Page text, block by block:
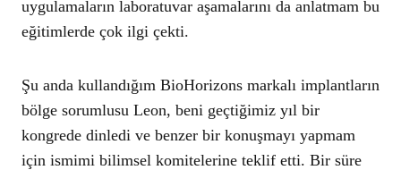
uygulamaların laboratuvar aşamalarını da anlatmam bu
eğitimlerde çok ilgi çekti.
Şu anda kullandığım BioHorizons markalı implantların
bölge sorumlusu Leon, beni geçtiğimiz yıl bir
kongrede dinledi ve benzer bir konuşmayı yapmam
için ismimi bilimsel komitelerine teklif etti. Bir süre